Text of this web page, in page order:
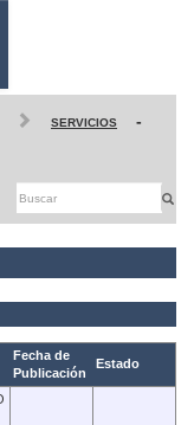
SERVICIOS
-
Fecha de
Publicación
Estado